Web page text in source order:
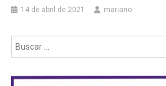
14 de abril de 2021 mariano